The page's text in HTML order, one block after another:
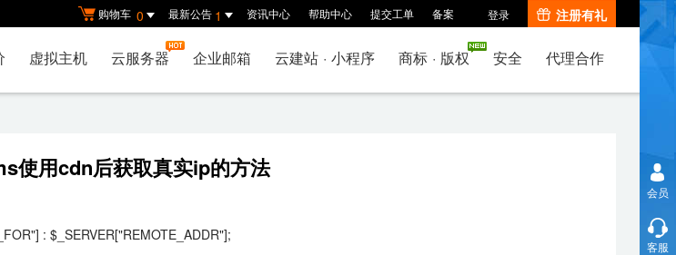
购物车 0 最新公告 1 资讯中心 帮助中心 提交工单 备案 登录 注册有礼
虚拟主机 云服务器 企业邮箱 云建站 · 小程序 商标 · 版权 安全 代理合作
使用cdn后获取真实ip的方法
: $_SERVER["REMOTE_ADDR"];
会员
客服